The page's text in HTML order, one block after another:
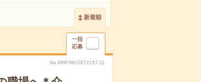
新着順
一括
応募
No.MNPWKO872157-11